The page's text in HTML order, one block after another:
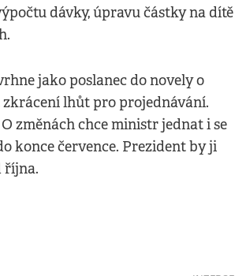
dávky, úpravu částky na dítě
jako poslanec do novely o
lhůt pro projednávání.
změnách chce ministr jednat i se
konce července. Prezident by ji
října.